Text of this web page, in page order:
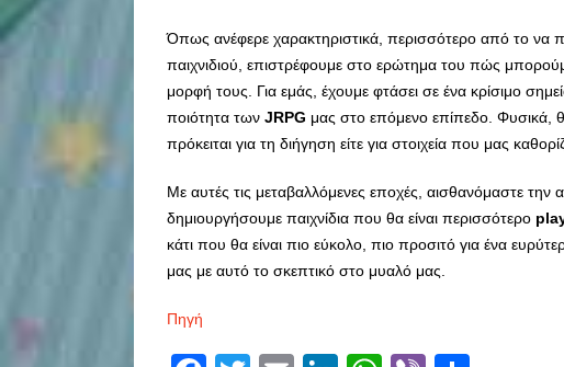
Όπως ανέφερε χαρακτηριστικά, περισσότερο από το να
παιχνιδιού, επιστρέφουμε στο ερώτημα του πώς
μορφή τους. Για εμάς, έχουμε φτάσει σε ένα κρίσιμο
ποιότητα των JRPG μας στο επόμενο επίπεδο. Φυσικά,
πρόκειται για τη διήγηση είτε για στοιχεία που μας
Με αυτές τις μεταβαλλόμενες εποχές, αισθανόμαστε
δημιουργήσουμε παιχνίδια που θα είναι περισσότερο
κάτι που θα είναι πιο εύκολο, πιο προσιτό για ένα
μας με αυτό το σκεπτικό στο μυαλό μας.
Πηγή